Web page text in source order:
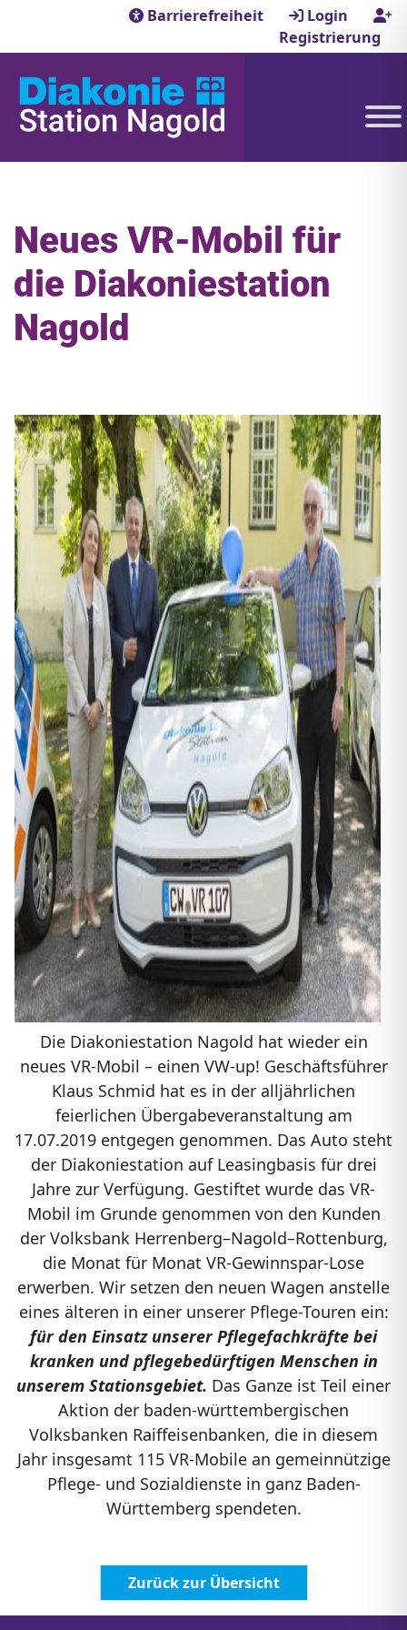
Barrierefreiheit
Login
Registrierung
Neues VR-Mobil für
die Diakoniestation
Nagold
Die Diakoniestation Nagold hat wieder ein
neues VR-Mobil – einen VW-up! Geschäftsführer
Klaus Schmid hat es in der alljährlichen
feierlichen Übergabeveranstaltung am
17.07.2019 entgegen genommen. Das Auto steht
der Diakoniestation auf Leasingbasis für drei
Jahre zur Verfügung. Gestiftet wurde das VR-
Mobil im Grunde genommen von den Kunden
der Volksbank Herrenberg–Nagold–Rottenburg,
die Monat für Monat VR-Gewinnspar-Lose
erwerben. Wir setzen den neuen Wagen anstelle
eines älteren in einer unserer Pflege-Touren ein:
für den Einsatz unserer Pflegefachkräfte bei
kranken und pflegebedürftigen Menschen in
unserem Stationsgebiet. Das Ganze ist Teil einer
Aktion der baden-württembergischen
Volksbanken Raiffeisenbanken, die in diesem
Jahr insgesamt 115 VR-Mobile an gemeinnützige
Pflege- und Sozialdienste in ganz Baden-
Württemberg spendeten.
Zurück zur Übersicht